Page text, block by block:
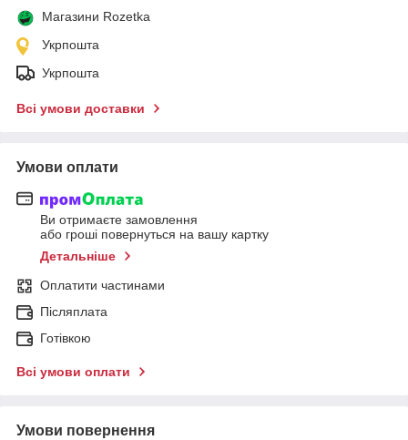
Магазини Rozetka
Укрпошта
Укрпошта
Всі умови доставки
Умови оплати
Ви отримаєте замовлення
або гроші повернуться на вашу картку
Детальніше
Оплатити частинами
Післяплата
Готівкою
Всі умови оплати
Умови повернення